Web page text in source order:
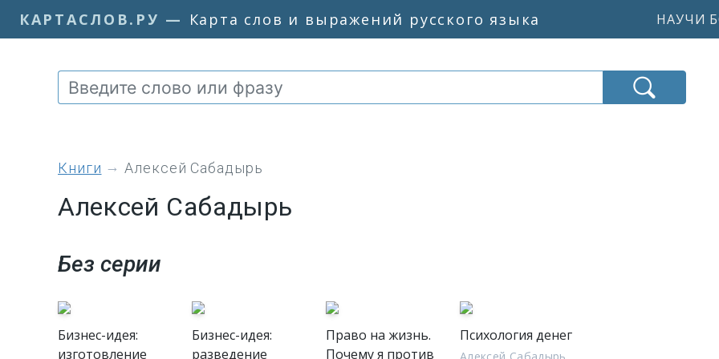
КАРТАСЛОВ.РУ — Карта слов и выражений русского языка НАУЧИ
книги Алексей Сабадырь
Алексей Сабадырь
Без серии
Бизнес-идея:
изготовление
Бизнес-идея:
разведение
Право на жизнь.
Почему я против
Психология денег